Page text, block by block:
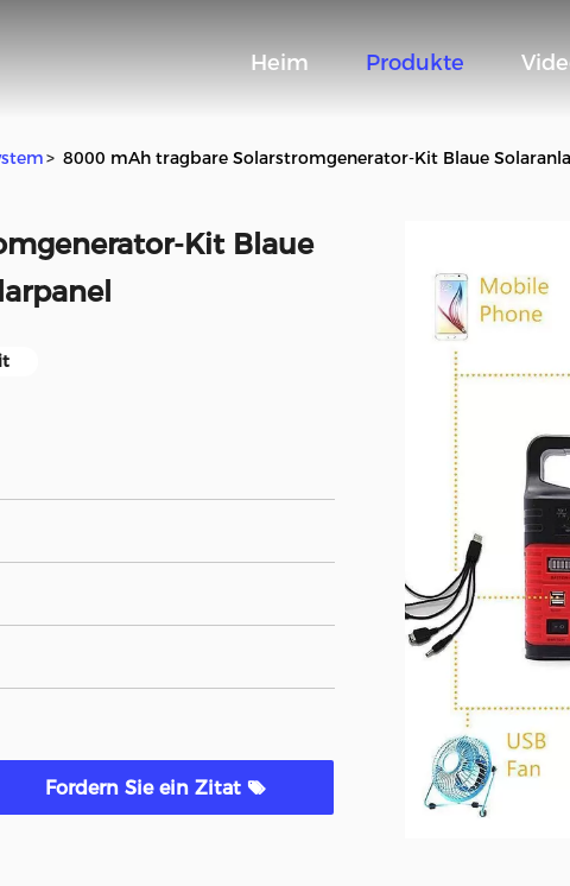
Heim Produkte
> 8000 mAh tragbare Solarstromgenerator-Kit Blaue
Kit Blaue
Fordern Sie ein Zitat